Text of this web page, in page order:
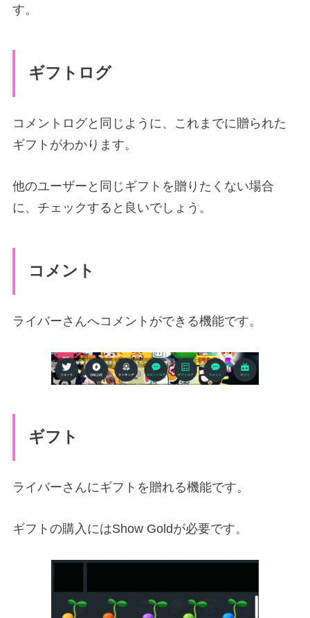
す。
ギフトログ
コメントログと同じように、これまでに贈られた
ギフトがわかります。
他のユーザーと同じギフトを贈りたくない場合
に、チェックすると良いでしょう。
コメント
ライバーさんへコメントができる機能です。
ギフト
ライバーさんにギフトを贈れる機能です。
ギフトの購入にはShow Goldが必要です。